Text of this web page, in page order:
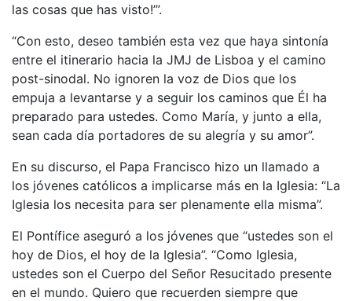
las cosas que has visto!’”.
“Con esto, deseo también esta vez que haya sintonía
entre el itinerario hacia la JMJ de Lisboa y el camino
post-sinodal. No ignoren la voz de Dios que los
empuja a levantarse y a seguir los caminos que Él ha
preparado para ustedes. Como María, y junto a ella,
sean cada día portadores de su alegría y su amor”.
En su discurso, el Papa Francisco hizo un llamado a
los jóvenes católicos a implicarse más en la Iglesia: “La
Iglesia los necesita para ser plenamente ella misma”.
El Pontífice aseguró a los jóvenes que “ustedes son el
hoy de Dios, el hoy de la Iglesia”. “Como Iglesia,
ustedes son el Cuerpo del Señor Resucitado presente
en el mundo. Quiero que recuerden siempre que